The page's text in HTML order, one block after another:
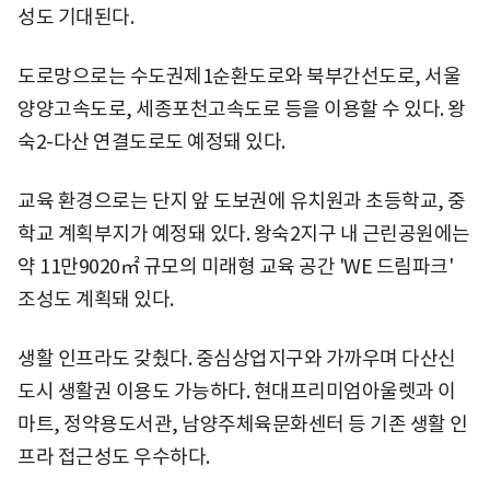
성도 기대된다.
도로망으로는 수도권제1순환도로와 북부간선도로, 서울
양양고속도로, 세종포천고속도로 등을 이용할 수 있다. 왕
숙2-다산 연결도로도 예정돼 있다.
교육 환경으로는 단지 앞 도보권에 유치원과 초등학교, 중
학교 계획부지가 예정돼 있다. 왕숙2지구 내 근린공원에는
약 11만9020㎡ 규모의 미래형 교육 공간 'WE 드림파크'
조성도 계획돼 있다.
생활 인프라도 갖췄다. 중심상업지구와 가까우며 다산신
도시 생활권 이용도 가능하다. 현대프리미엄아울렛과 이
마트, 정약용도서관, 남양주체육문화센터 등 기존 생활 인
프라 접근성도 우수하다.